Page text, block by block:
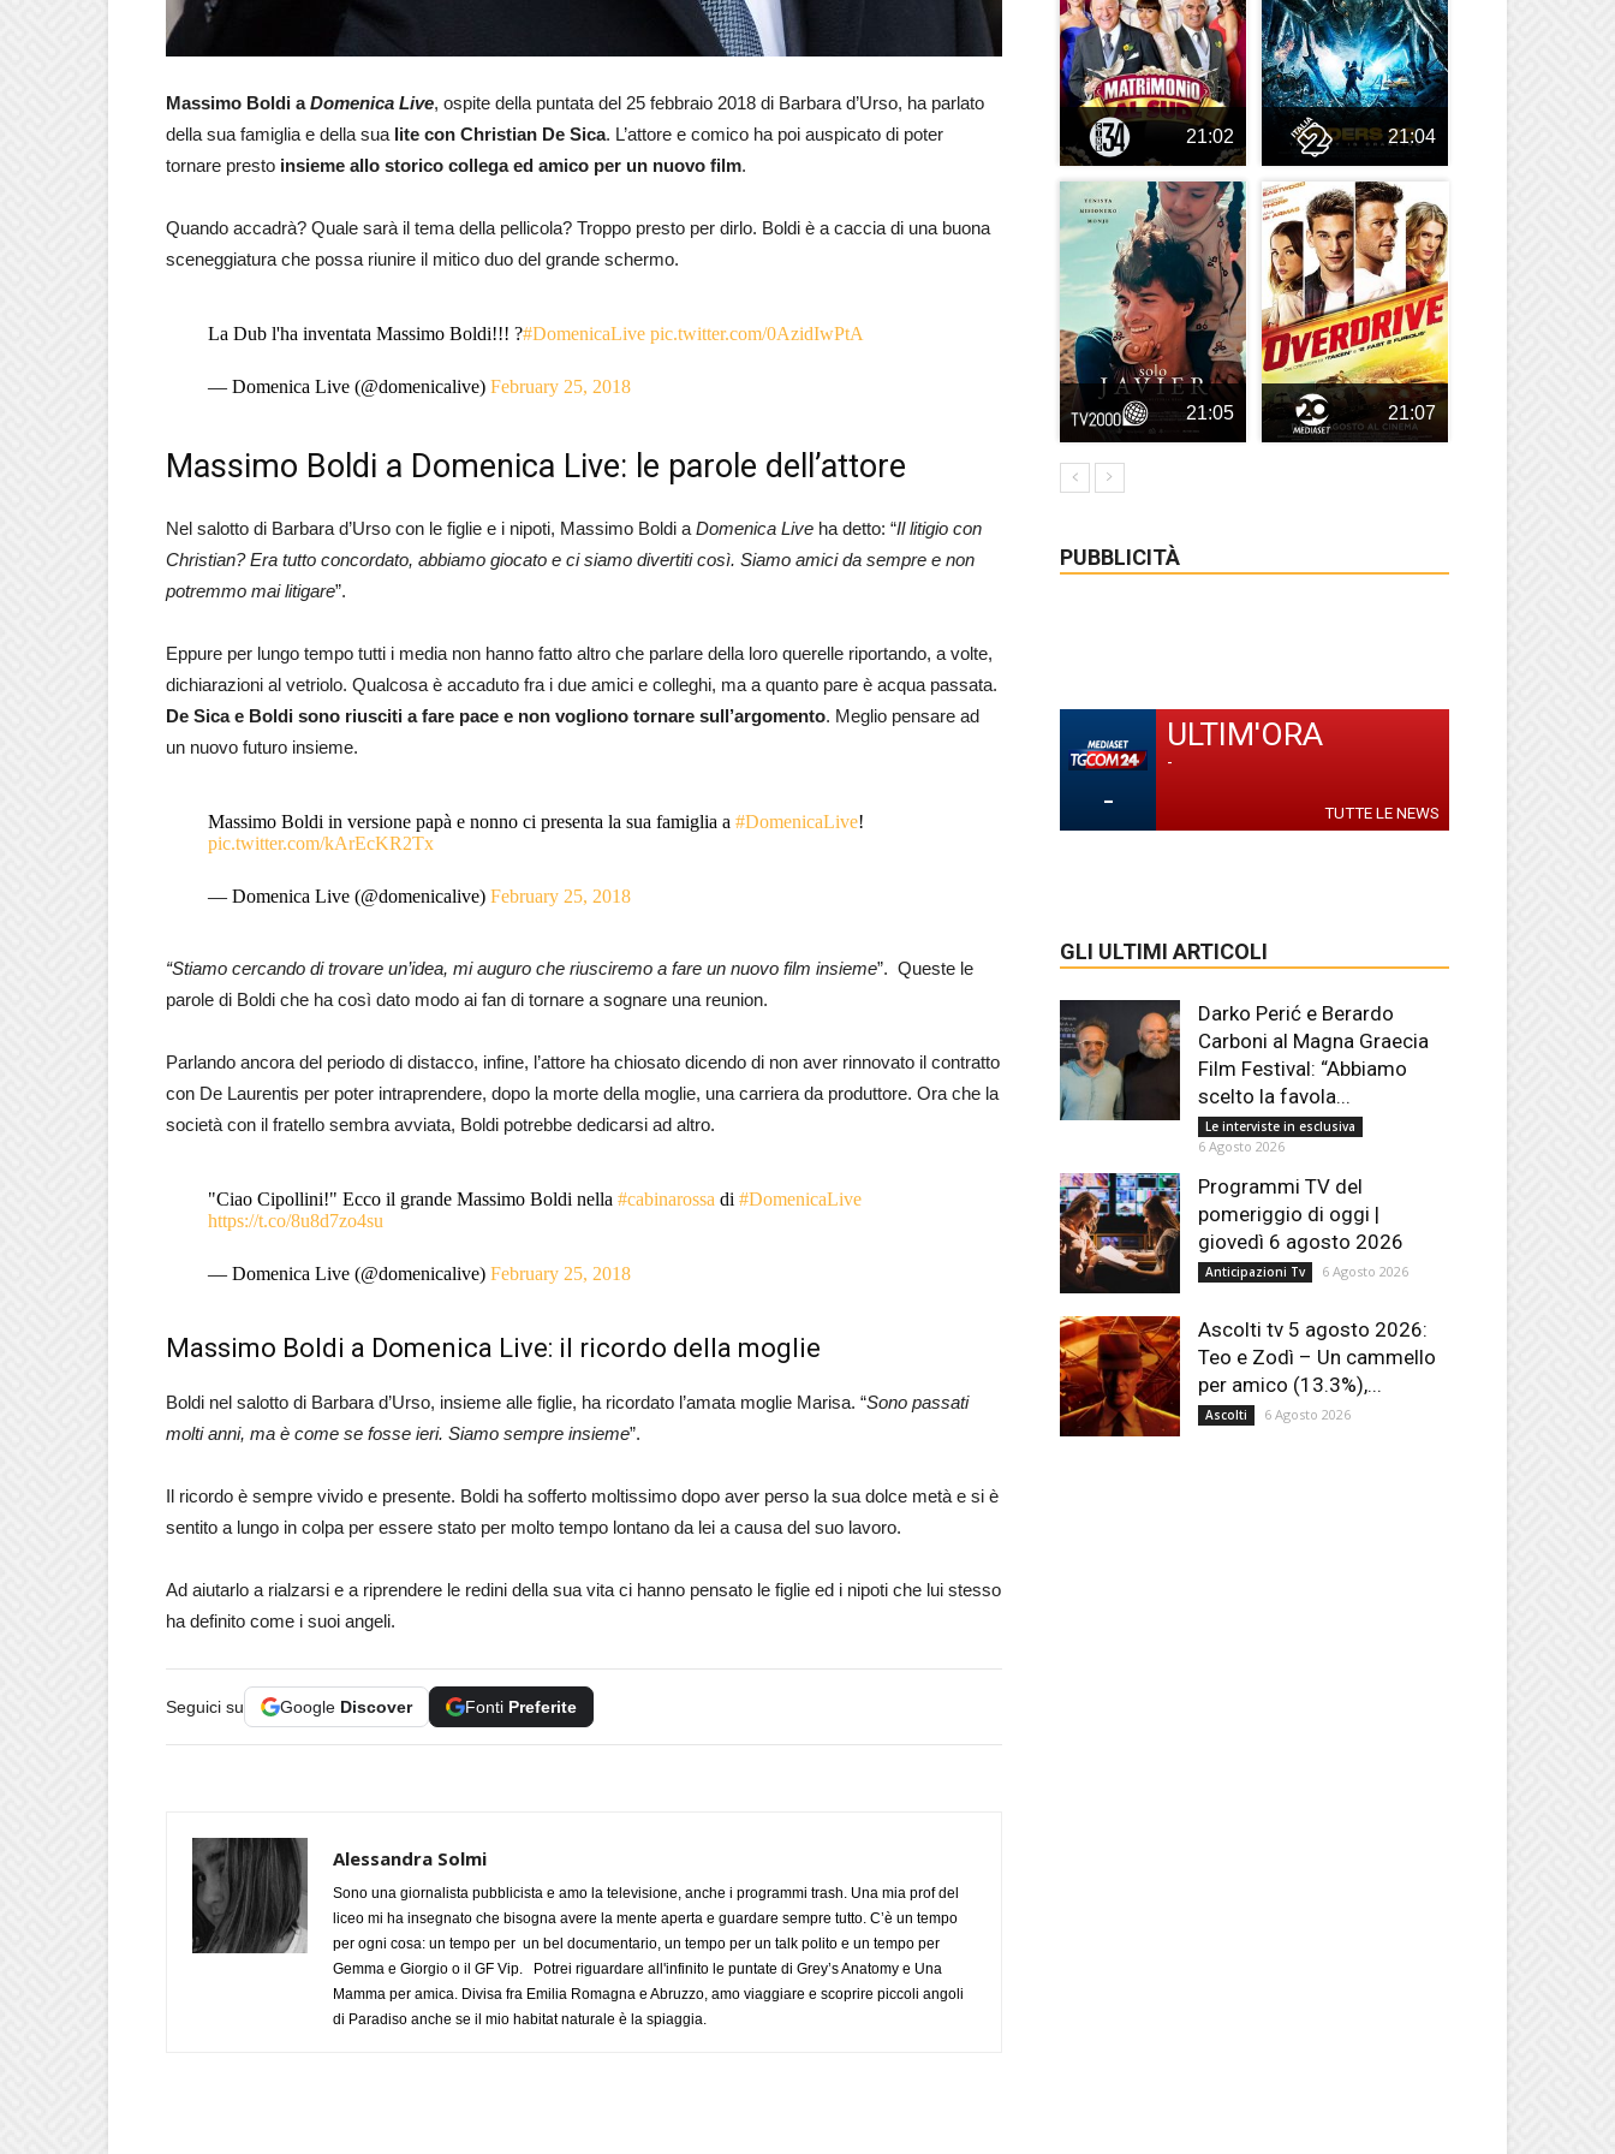
Massimo Boldi aDomenica Live, ospite della puntata del 25 febbraio 2018 di Barbara d’Urso, ha parlato
della sua famiglia e della sua lite con Christian De Sica. L’attore e comico ha poi auspicato di poter
tornare presto insieme allo storico collega ed amico per un nuovo film.
Quando accadrà? Quale sarà il tema della pellicola? Troppo presto per dirlo. Boldi è a caccia di una buona
sceneggiatura che possa riunire il mitico duo del grande schermo.
La Dub l'ha inventata Massimo Boldi!!! ?#DomenicaLive pic.twitter.com/0AzidIwPtA
— Domenica Live (@domenicalive) February 25, 2018
Massimo Boldi a Domenica Live: le parole dell’attore
Nel salotto di Barbara d’Urso con le figlie e i nipoti, Massimo Boldi a Domenica Live ha detto: “Il litigio con
Christian? Era tutto concordato, abbiamo giocato e ci siamo divertiti così. Siamo amici da sempre e non
potremmo mai litigare”.
Eppure per lungo tempo tutti i media non hanno fatto altro che parlare della loro querelle riportando, a volte,
dichiarazioni al vetriolo. Qualcosa è accaduto fra i due amici e colleghi, ma a quanto pare è acqua passata.
De Sica e Boldi sono riusciti a fare pace e non vogliono tornare sull’argomento. Meglio pensare ad
un nuovo futuro insieme.
Massimo Boldi in versione papà e nonno ci presenta la sua famiglia a #DomenicaLive!
pic.twitter.com/kArEcKR2Tx
— Domenica Live (@domenicalive) February 25, 2018
“Stiamo cercando di trovare un’idea, mi auguro che riusciremo a fare un nuovo film insieme”. Queste le
parole di Boldi che ha così dato modo ai fan di tornare a sognare una reunion.
Parlando ancora del periodo di distacco, infine, l’attore ha chiosato dicendo di non aver rinnovato il contratto
con De Laurentis per poter intraprendere, dopo la morte della moglie, una carriera da produttore. Ora che la
società con il fratello sembra avviata, Boldi potrebbe dedicarsi ad altro.
"Ciao Cipollini!" Ecco il grande Massimo Boldi nella #cabinarossa di #DomenicaLive
https://t.co/8u8d7zo4su
— Domenica Live (@domenicalive) February 25, 2018
Massimo Boldi a Domenica Live: il ricordo della moglie
Boldi nel salotto di Barbara d’Urso, insieme alle figlie, ha ricordato l’amata moglie Marisa. “Sono passati
molti anni, ma è come se fosse ieri. Siamo sempre insieme”.
Il ricordo è sempre vivido e presente. Boldi ha sofferto moltissimo dopo aver perso la sua dolce metà e si è
sentito a lungo in colpa per essere stato per molto tempo lontano da lei a causa del suo lavoro.
Ad aiutarlo a rialzarsi e a riprendere le redini della sua vita ci hanno pensato le figlie ed i nipoti che lui stesso
ha definito come i suoi angeli.
Seguici su Google Discover Fonti Preferite
Alessandra Solmi
Sono una giornalista pubblicista e amo la televisione, anche i programmi trash. Una mia prof del
liceo mi ha insegnato che bisogna avere la mente aperta e guardare sempre tutto. C’è un tempo
per ogni cosa: un tempo per un bel documentario, un tempo per un talk polito e un tempo per
Gemma e Giorgio o il GF Vip. Potrei riguardare all'infinito le puntate di Grey’s Anatomy e Una
Mamma per amica. Divisa fra Emilia Romagna e Abruzzo, amo viaggiare e scoprire piccoli angoli
di Paradiso anche se il mio habitat naturale è la spiaggia.
21:02 21:04
21:05 21:07
PUBBLICITÀ
-
ULTIM'ORA
-
TUTTE LE NEWS
GLI ULTIMI ARTICOLI
Darko Perić e Berardo
Carboni al Magna Graecia
Film Festival: “Abbiamo
scelto la favola...
Le interviste in esclusiva
6 Agosto 2026
Programmi TV del
pomeriggio di oggi |
giovedì 6 agosto 2026
Anticipazioni Tv 6 Agosto 2026
Ascolti tv 5 agosto 2026:
Teo e Zodì – Un cammello
per amico (13.3%),...
Ascolti 6 Agosto 2026